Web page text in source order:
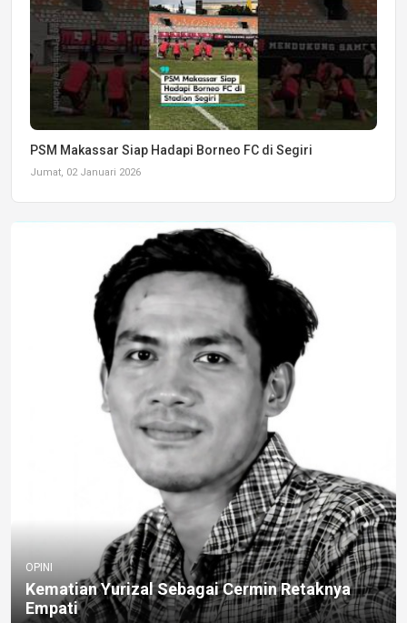
PSM Makassar Siap Hadapi Borneo FC di Segiri
Jumat, 02 Januari 2026
OPINI
Kematian Yurizal Sebagai Cermin Retaknya
Empati